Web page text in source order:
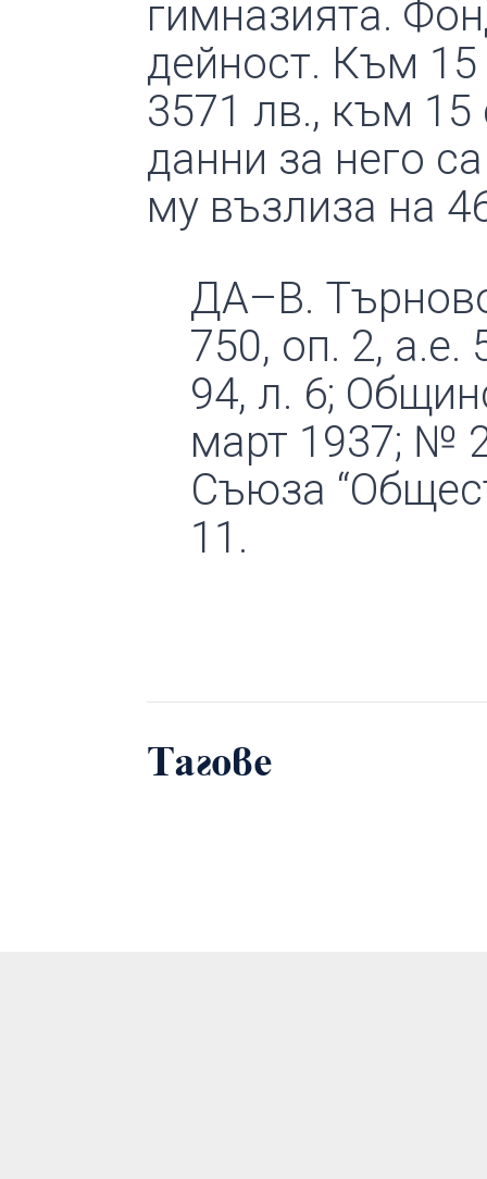
гимназията.
дейност. Към 15
3571 лв., към 15
данни за него
му възлиза на
ДА–В.
750, оп. 2, а.е.
94, л. 6;
март 1937; №
Съюза
11.
Тагове